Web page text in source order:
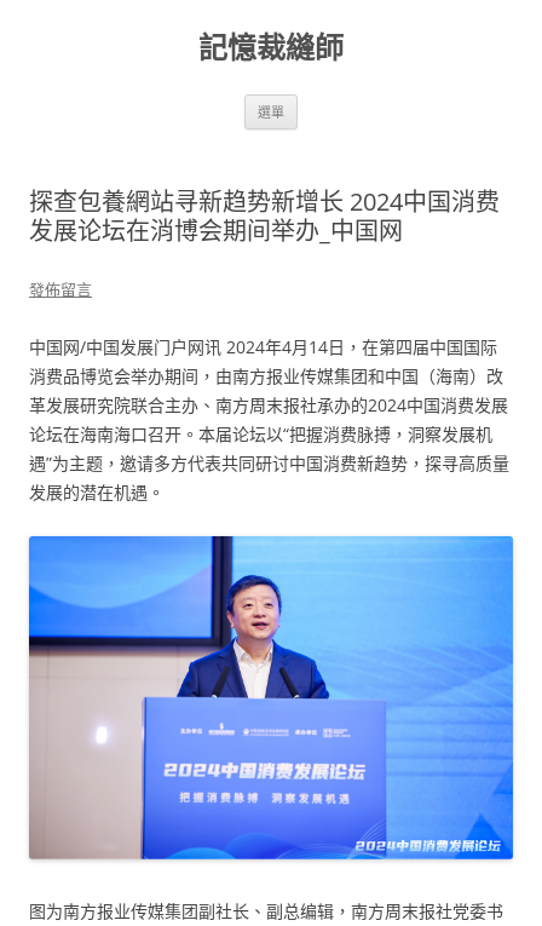
記憶裁縫師
選單
探查包養網站寻新趋势新增长 2024中国消费
发展论坛在消博会期间举办_中国网
發佈留言
中国网/中国发展门户网讯 2024年4月14日，在第四届中国国际
消费品博览会举办期间，由南方报业传媒集团和中国（海南）改
革发展研究院联合主办、南方周末报社承办的2024中国消费发展
论坛在海南海口召开。本届论坛以“把握消费脉搏，洞察发展机
遇”为主题，邀请多方代表共同研讨中国消费新趋势，探寻高质量
发展的潜在机遇。
图为南方报业传媒集团副社长、副总编辑，南方周末报社党委书